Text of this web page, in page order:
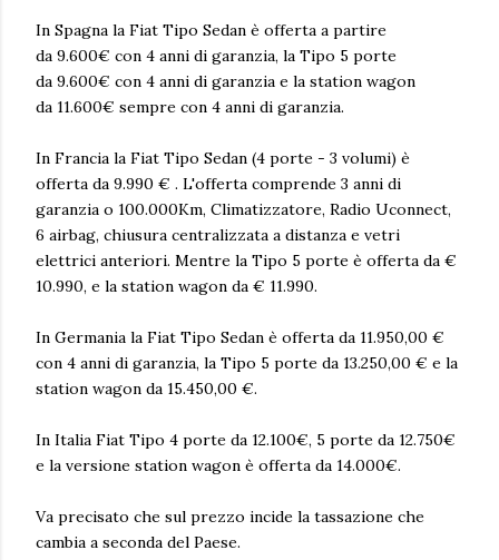
In Spagna la Fiat Tipo Sedan è offerta a partire
da 9.600€ con 4 anni di garanzia, la Tipo 5 porte
da 9.600€ con 4 anni di garanzia e la station wagon
da 11.600€ sempre con 4 anni di garanzia.
In Francia la Fiat Tipo Sedan (4 porte - 3 volumi) è
offerta da 9.990 € . L'offerta comprende 3 anni di
garanzia o 100.000Km, Climatizzatore, Radio Uconnect,
6 airbag, chiusura centralizzata a distanza e vetri
elettrici anteriori. Mentre la Tipo 5 porte è offerta da €
10.990, e la station wagon da € 11.990.
In Germania la Fiat Tipo Sedan è offerta da 11.950,00 €
con 4 anni di garanzia, la Tipo 5 porte da 13.250,00 € e la
station wagon da 15.450,00 €.
In Italia Fiat Tipo 4 porte da 12.100€, 5 porte da 12.750€
e la versione station wagon è offerta da 14.000€.
Va precisato che sul prezzo incide la tassazione che
cambia a seconda del Paese.